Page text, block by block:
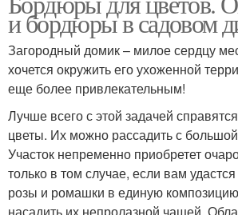
и бордюры в садовом
Загородный домик – милое сердцу
хочется окружить его ухоженной
еще более привлекательным!
Лучше всего с этой задачей
цветы. Их можно рассадить с
Участок непременно приобретет
только в том случае, если вам
розы и ромашки в единую